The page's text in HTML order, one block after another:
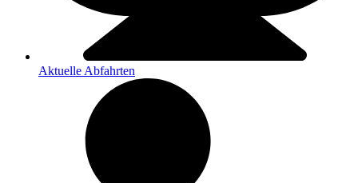
Aktuelle Abfahrten